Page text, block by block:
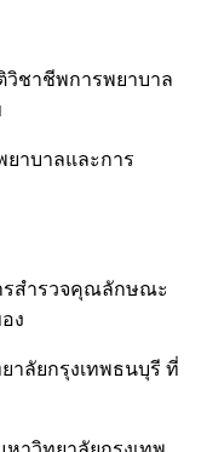
วิชาชีพการพยาบาล
าบาลและการ
รสำรวจคุณลักษณะ
ง
ลัยกรุงเทพธนบุรี ที่